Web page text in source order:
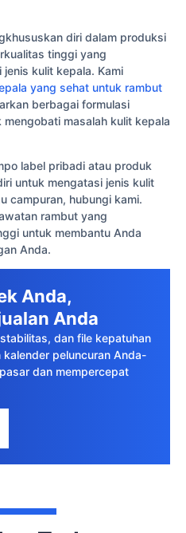
diri dalam produksi
tinggi yang
kulit kepala. Kami
yang sehat untuk rambut
berbagai formulasi
masalah kulit kepala
label pribadi atau produk
untuk mengatasi jenis kulit
campuran, hubungi kami.
rambut yang
untuk membantu Anda
Anda.
Anda,
Anda
dan file kepatuhan
peluncuran Anda-
dan mempercepat